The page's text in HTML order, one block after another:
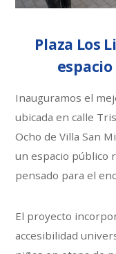
Plaza Los
Inauguramos el
ubicada en calle
Ocho de Villa San
un espacio público
pensado para el
El proyecto
accesibilidad